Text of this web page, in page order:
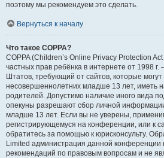
поэтому мы рекомендуем это сделать.
Вернуться к началу
Что такое COPPA?
COPPA (Children’s Online Privacy Protection
частных прав ребёнка в интернете от 1998
Штатов, требующий от сайтов, которые
несовершеннолетних младше 13 лет, иметь
родителей. Допустимо наличие иного вида
опекуны разрешают сбор личной
младше 13 лет. Если вы не уверены,
регистрирующемуся на конференции, или к
обратитесь за помощью к юрисконсульту.
Limited администрация данной конференции
рекомендаций по правовым вопросам и не